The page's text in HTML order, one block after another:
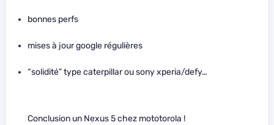
bonnes perfs
mises à jour google régulières
“solidité” type caterpillar ou sony xperia/defy…
Conclusion un Nexus 5 chez mototorola !